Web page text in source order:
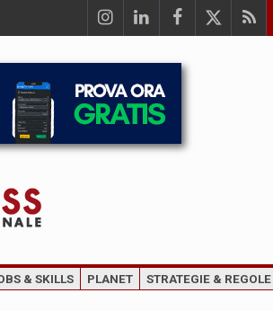
& SKILLS PLANET STRATEGIE & REGOLE